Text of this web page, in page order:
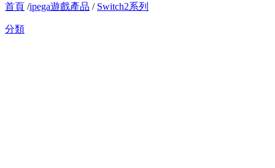
首頁 /ipega遊戲產品 / Switch2系列
分類